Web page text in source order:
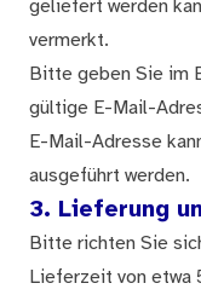
geliefert werden
vermerkt.
Bitte geben Sie im
gültige E-Mail-
E-Mail-Adresse
ausgeführt werden.
3. Lieferung
Bitte richten Sie
Lieferzeit von etwa